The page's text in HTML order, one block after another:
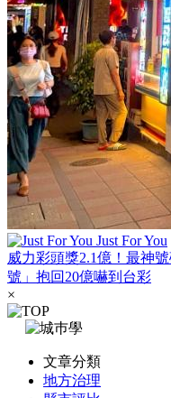
Just For You
威力彩頭獎2.1億！最神
號」抱回20億嚇到台彩
×
文章分類
地方治理